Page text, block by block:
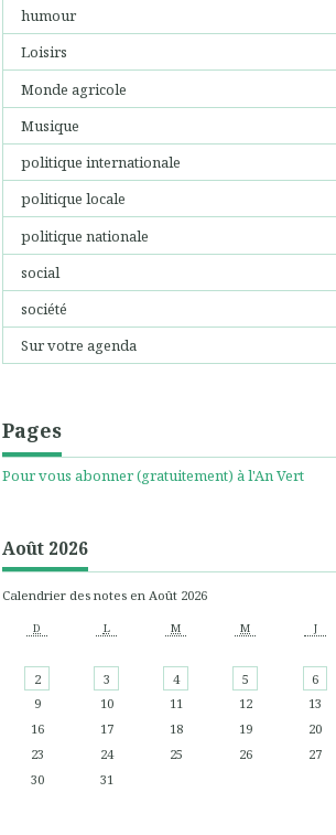
humour
Loisirs
Monde agricole
Musique
politique internationale
politique locale
politique nationale
social
société
Sur votre agenda
Pages
Pour vous abonner (gratuitement) à l'An Vert
Août 2026
Calendrier des notes en Août 2026
D L M M J
2
3 4 5 6
9
10 11 12 13
16
17 18 19 20
23
24 25 26 27
30
31